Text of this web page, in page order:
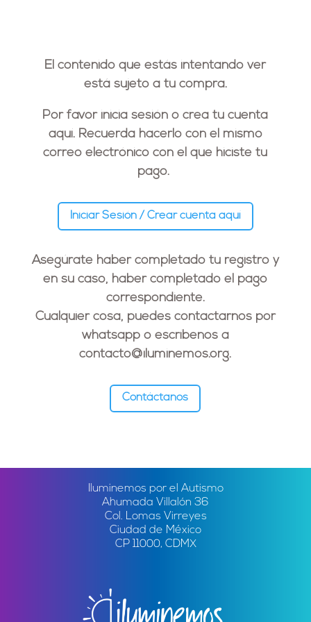
El contenido que estás intentando ver
está sujeto a tu compra.
Por favor inicia sesión o crea tu cuenta
aquí. Recuerda hacerlo con el mismo
correo electrónico con el que hiciste tu
pago.
Iniciar Sesión / Crear cuenta aquí
Asegúrate haber completado tu registro y
en su caso, haber completado el pago
correspondiente.
Cualquier cosa, puedes contactarnos por
whatsapp o escríbenos a
contacto@iluminemos.org.
Contáctanos
Iluminemos por el Autismo
Ahumada Villalón 36
Col. Lomas Virreyes
Ciudad de México
CP 11000, CDMX